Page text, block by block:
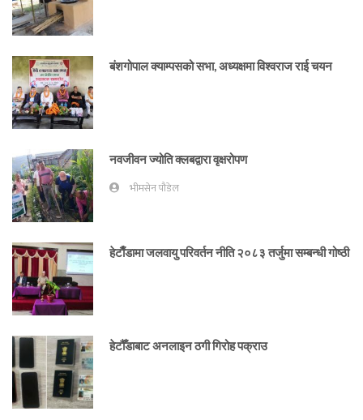
बंशगोपाल क्याम्पसको सभा, अध्यक्षमा विश्वराज राई चयन
नवजीवन ज्योति क्लबद्वारा वृक्षरोपण
भीमसेन पौडेल
हेटाैँडामा जलवायु परिवर्तन नीति २०८३ तर्जुमा सम्बन्धी गोष्ठी
हेटौँडाबाट अनलाइन ठगी गिरोह पक्राउ